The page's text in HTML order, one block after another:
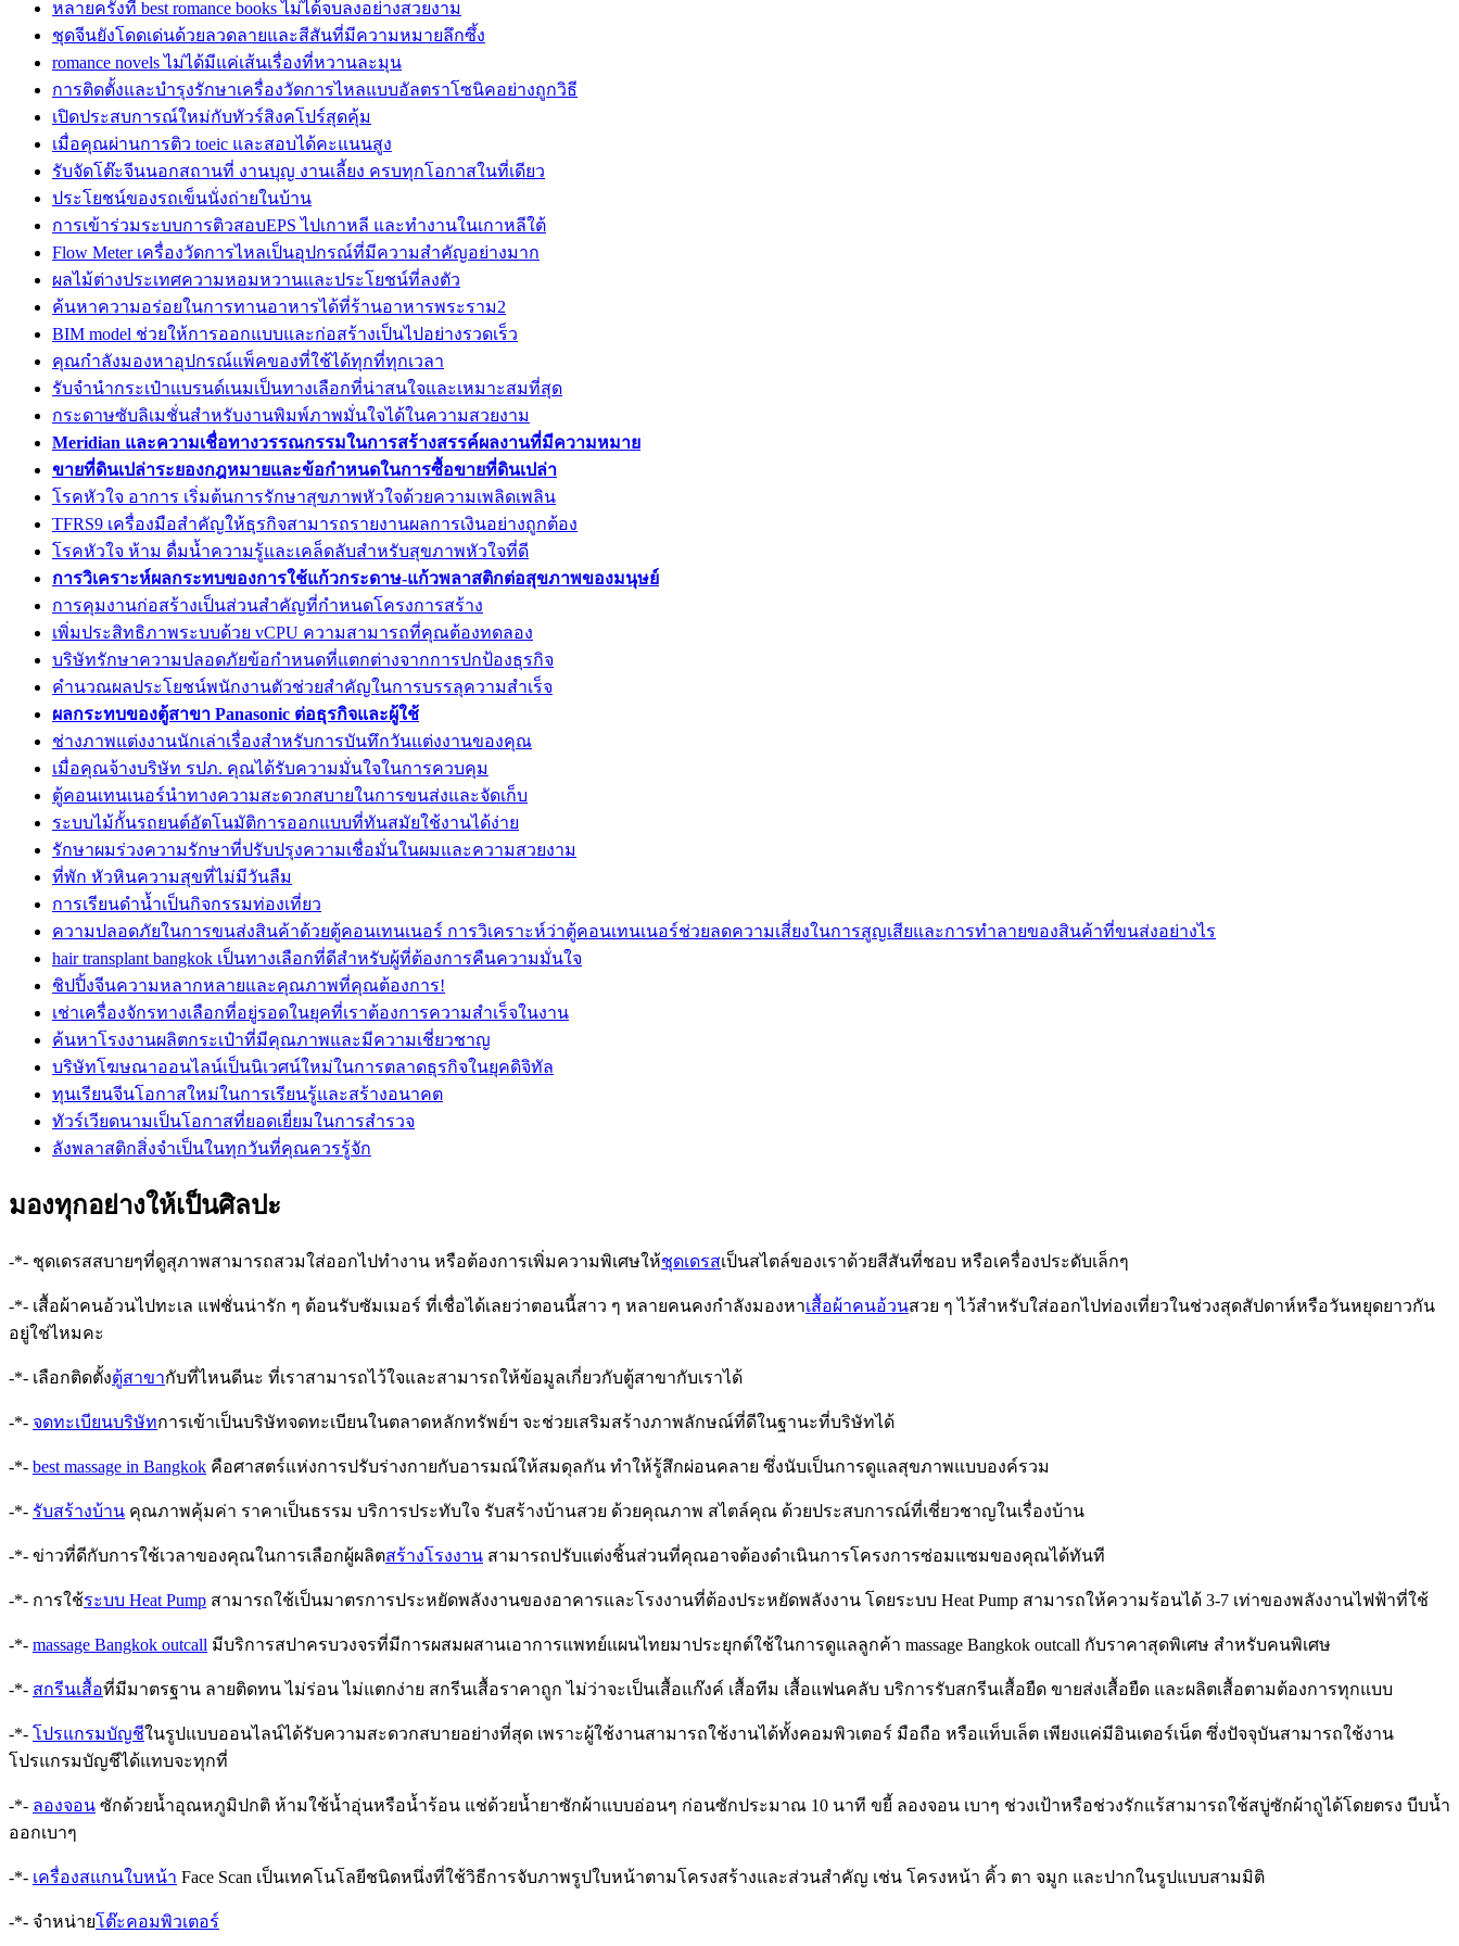
หลายครั้งที่ best romance books ไม่ได้จบลงอย่างสวยงาม
ชุดจีนยังโดดเด่นด้วยลวดลายและสีสันที่มีความหมายลึกซึ้ง
romance novels ไม่ได้มีแค่เส้นเรื่องที่หวานละมุน
การติดตั้งและบำรุงรักษาเครื่องวัดการไหลแบบอัลตราโซนิคอย่างถูกวิธี
เปิดประสบการณ์ใหม่กับทัวร์สิงคโปร์สุดคุ้ม
เมื่อคุณผ่านการติว toeic และสอบได้คะแนนสูง
รับจัดโต๊ะจีนนอกสถานที่ งานบุญ งานเลี้ยง ครบทุกโอกาสในที่เดียว
ประโยชน์ของรถเข็นนั่งถ่ายในบ้าน
การเข้าร่วมระบบการติวสอบEPS ไปเกาหลี และทำงานในเกาหลีใต้
Flow Meter เครื่องวัดการไหลเป็นอุปกรณ์ที่มีความสำคัญอย่างมาก
ผลไม้ต่างประเทศความหอมหวานและประโยชน์ที่ลงตัว
ค้นหาความอร่อยในการทานอาหารได้ที่ร้านอาหารพระราม2
BIM model ช่วยให้การออกแบบและก่อสร้างเป็นไปอย่างรวดเร็ว
คุณกำลังมองหาอุปกรณ์แพ็คของที่ใช้ได้ทุกที่ทุกเวลา
รับจำนำกระเป๋าแบรนด์เนมเป็นทางเลือกที่น่าสนใจและเหมาะสมที่สุด
กระดาษซับลิเมชั่นสำหรับงานพิมพ์ภาพมั่นใจได้ในความสวยงาม
Meridian และความเชื่อทางวรรณกรรมในการสร้างสรรค์ผลงานที่มีความหมาย
ขายที่ดินเปล่าระยองกฎหมายและข้อกำหนดในการซื้อขายที่ดินเปล่า
โรคหัวใจ อาการ เริ่มต้นการรักษาสุขภาพหัวใจด้วยความเพลิดเพลิน
TFRS9 เครื่องมือสำคัญให้ธุรกิจสามารถรายงานผลการเงินอย่างถูกต้อง
โรคหัวใจ ห้าม ดื่มน้ำความรู้และเคล็ดลับสำหรับสุขภาพหัวใจที่ดี
การวิเคราะห์ผลกระทบของการใช้แก้วกระดาษ-แก้วพลาสติกต่อสุขภาพของมนุษย์
การคุมงานก่อสร้างเป็นส่วนสำคัญที่กำหนดโครงการสร้าง
เพิ่มประสิทธิภาพระบบด้วย vCPU ความสามารถที่คุณต้องทดลอง
บริษัทรักษาความปลอดภัยข้อกำหนดที่แตกต่างจากการปกป้องธุรกิจ
คำนวณผลประโยชน์พนักงานตัวช่วยสำคัญในการบรรลุความสำเร็จ
ผลกระทบของตู้สาขา Panasonic ต่อธุรกิจและผู้ใช้
ช่างภาพแต่งงานนักเล่าเรื่องสำหรับการบันทึกวันแต่งงานของคุณ
เมื่อคุณจ้างบริษัท รปภ. คุณได้รับความมั่นใจในการควบคุม
ตู้คอนเทนเนอร์นำทางความสะดวกสบายในการขนส่งและจัดเก็บ
ระบบไม้กั้นรถยนต์อัตโนมัติการออกแบบที่ทันสมัยใช้งานได้ง่าย
รักษาผมร่วงความรักษาที่ปรับปรุงความเชื่อมั่นในผมและความสวยงาม
ที่พัก หัวหินความสุขที่ไม่มีวันลืม
การเรียนดำน้ำเป็นกิจกรรมท่องเที่ยว
ความปลอดภัยในการขนส่งสินค้าด้วยตู้คอนเทนเนอร์ การวิเคราะห์ว่าตู้คอนเทนเนอร์ช่วยลดความเสี่ยงในการสูญเสียและการทำลายของสินค้าที่ขนส่งอย่างไร
hair transplant bangkok เป็นทางเลือกที่ดีสำหรับผู้ที่ต้องการคืนความมั่นใจ
ชิปปิ้งจีนความหลากหลายและคุณภาพที่คุณต้องการ!
เช่าเครื่องจักรทางเลือกที่อยู่รอดในยุคที่เราต้องการความสำเร็จในงาน
ค้นหาโรงงานผลิตกระเป๋าที่มีคุณภาพและมีความเชี่ยวชาญ
บริษัทโฆษณาออนไลน์เป็นนิเวศน์ใหม่ในการตลาดธุรกิจในยุคดิจิทัล
ทุนเรียนจีนโอกาสใหม่ในการเรียนรู้และสร้างอนาคต
ทัวร์เวียดนามเป็นโอกาสที่ยอดเยี่ยมในการสำรวจ
ลังพลาสติกสิ่งจำเป็นในทุกวันที่คุณควรรู้จัก
มองทุกอย่างให้เป็นศิลปะ
-*- ชุดเดรสสบายๆที่ดูสุภาพสามารถสวมใส่ออกไปทำงาน หรือต้องการเพิ่มความพิเศษให้ชุดเดรสเป็นสไตล์ของเราด้วยสีสันที่ชอบ หรือเครื่องประดับเล็กๆ
-*- เสื้อผ้าคนอ้วนไปทะเล แฟชั่นน่ารัก ๆ ต้อนรับซัมเมอร์ ที่เชื่อได้เลยว่าตอนนี้สาว ๆ หลายคนคงกำลังมองหาเสื้อผ้าคนอ้วนสวย ๆ ไว้สำหรับใส่ออกไปท่องเที่ยวในช่วงสุดสัปดาห์หรือวันหยุดยาวกัน
อยู่ใช่ไหมคะ
-*- เลือกติดตั้งตู้สาขากับที่ไหนดีนะ ที่เราสามารถไว้ใจและสามารถให้ข้อมูลเกี่ยวกับตู้สาขากับเราได้
-*- จดทะเบียนบริษัทการเข้าเป็นบริษัทจดทะเบียนในตลาดหลักทรัพย์ฯ จะช่วยเสริมสร้างภาพลักษณ์ที่ดีในฐานะที่บริษัทได้
-*- best massage in Bangkok คือศาสตร์แห่งการปรับร่างกายกับอารมณ์ให้สมดุลกัน ทำให้รู้สึกผ่อนคลาย ซึ่งนับเป็นการดูแลสุขภาพแบบองค์รวม
-*- รับสร้างบ้าน คุณภาพคุ้มค่า ราคาเป็นธรรม บริการประทับใจ รับสร้างบ้านสวย ด้วยคุณภาพ สไตล์คุณ ด้วยประสบการณ์ที่เชี่ยวชาญในเรื่องบ้าน
-*- ข่าวที่ดีกับการใช้เวลาของคุณในการเลือกผู้ผลิตสร้างโรงงาน สามารถปรับแต่งชิ้นส่วนที่คุณอาจต้องดำเนินการโครงการซ่อมแซมของคุณได้ทันที
-*- การใช้ระบบ Heat Pump สามารถใช้เป็นมาตรการประหยัดพลังงานของอาคารและโรงงานที่ต้องประหยัดพลังงาน โดยระบบ Heat Pump สามารถให้ความร้อนได้ 3-7 เท่าของพลังงานไฟฟ้าที่ใช้
-*- massage Bangkok outcall มีบริการสปาครบวงจรที่มีการผสมผสานเอาการแพทย์แผนไทยมาประยุกต์ใช้ในการดูแลลูกค้า massage Bangkok outcall กับราคาสุดพิเศษ สำหรับคนพิเศษ
-*- สกรีนเสื้อที่มีมาตรฐาน ลายติดทน ไม่ร่อน ไม่แตกง่าย สกรีนเสื้อราคาถูก ไม่ว่าจะเป็นเสื้อแก๊งค์ เสื้อทีม เสื้อแฟนคลับ บริการรับสกรีนเสื้อยืด ขายส่งเสื้อยืด และผลิตเสื้อตามต้องการทุกแบบ
-*- โปรแกรมบัญชีในรูปแบบออนไลน์ได้รับความสะดวกสบายอย่างที่สุด เพราะผู้ใช้งานสามารถใช้งานได้ทั้งคอมพิวเตอร์ มือถือ หรือแท็บเล็ต เพียงแค่มีอินเตอร์เน็ต ซึ่งปัจจุบันสามารถใช้งาน
โปรแกรมบัญชีได้แทบจะทุกที่
-*- ลองจอน ซักด้วยน้ำอุณหภูมิปกติ ห้ามใช้น้ำอุ่นหรือน้ำร้อน แช่ด้วยน้ำยาซักผ้าแบบอ่อนๆ ก่อนซักประมาณ 10 นาที ขยี้ ลองจอน เบาๆ ช่วงเป้าหรือช่วงรักแร้สามารถใช้สบู่ซักผ้าถูได้โดยตรง บีบน้ำ
ออกเบาๆ
-*- เครื่องสแกนใบหน้า Face Scan เป็นเทคโนโลยีชนิดหนึ่งที่ใช้วิธีการจับภาพรูปใบหน้าตามโครงสร้างและส่วนสำคัญ เช่น โครงหน้า คิ้ว ตา จมูก และปากในรูปแบบสามมิติ
-*- จำหน่ายโต๊ะคอมพิวเตอร์